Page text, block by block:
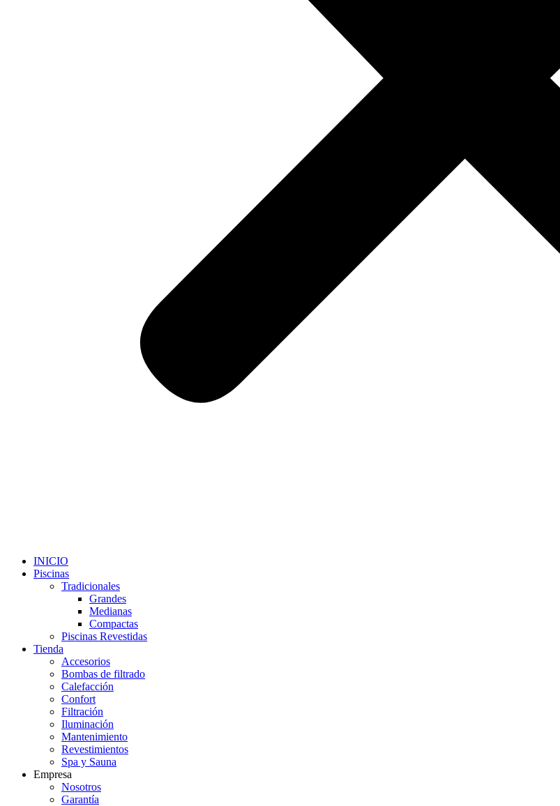
INICIO
Piscinas
Tradicionales
Grandes
Medianas
Compactas
Piscinas Revestidas
Tienda
Accesorios
Bombas de filtrado
Calefacción
Confort
Filtración
Iluminación
Mantenimiento
Revestimientos
Spa y Sauna
Empresa
Nosotros
Garantía